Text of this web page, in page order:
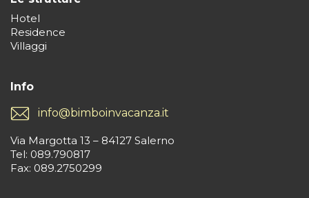
Hotel
Residence
Villaggi
Info
info@bimboinvacanza.it
Via Margotta 13 – 84127 Salerno
Tel: 089.790817
Fax: 089.2750299